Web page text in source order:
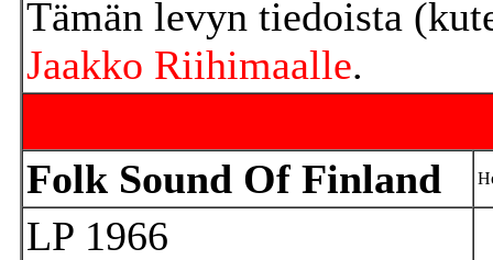
Tämän levyn tiedoista
Jaakko Riihimaalle.
Folk Sound Of Finland
LP 1966